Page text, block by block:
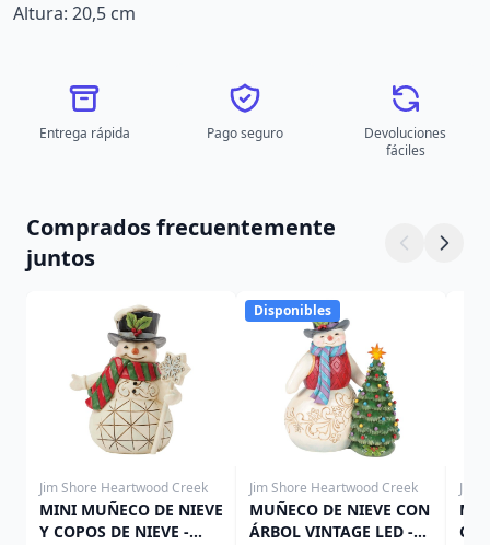
Altura: 20,5 cm
Entrega rápida Pago seguro
Devoluciones
fáciles
Comprados frecuentemente
juntos
Jim Shore Heartwood Creek
MINI MUÑECO DE NIEVE
Y COPOS DE NIEVE -
Disponibles
Jim Shore Heartwood Creek
MUÑECO DE NIEVE CON
ÁRBOL VINTAGE LED -
Jim